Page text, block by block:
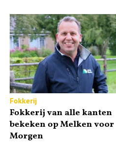
Fokkerij
Fokkerij van alle kanten
bekeken op Melken voor
Morgen